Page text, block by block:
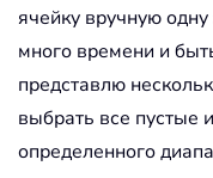
ячейку вручную
много времени и
представлю
выбрать все пустые
определенного